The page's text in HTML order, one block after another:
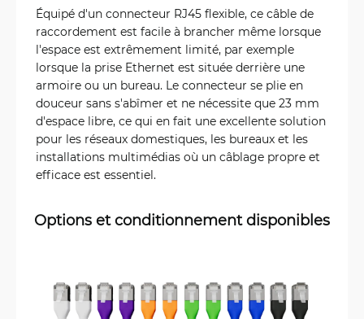
Équipé d'un connecteur RJ45 flexible, ce câble de
raccordement est facile à brancher même lorsque
l'espace est extrêmement limité, par exemple
lorsque la prise Ethernet est située derrière une
armoire ou un bureau. Le connecteur se plie en
douceur sans s'abîmer et ne nécessite que 23 mm
d'espace libre, ce qui en fait une excellente solution
pour les réseaux domestiques, les bureaux et les
installations multimédias où un câblage propre et
efficace est essentiel.
Options et conditionnement disponibles